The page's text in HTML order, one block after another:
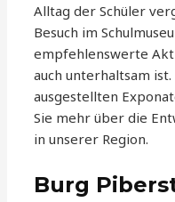
Alltag der Schüler
Besuch im
empfehlenswerte
auch unterhaltsam ist.
ausgestellten
Sie mehr über die
in unserer Region.
Burg